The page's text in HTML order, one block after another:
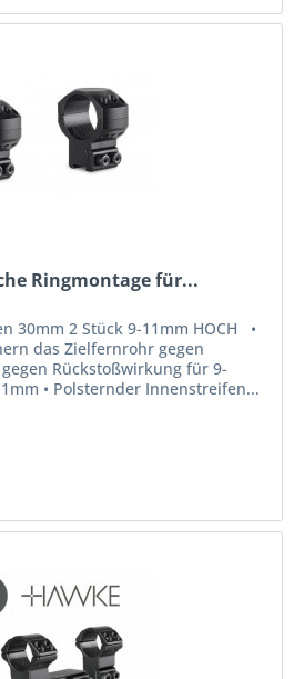
Ringmontage für...
30mm 2 Stück 9-11mm HOCH •
das Zielfernrohr gegen
Rückstoßwirkung für 9-
• Polsternder Innenstreifen...